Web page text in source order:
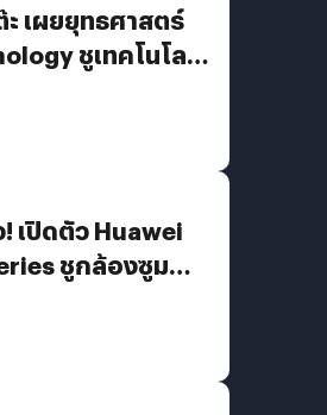
ะ เผยยุทธศาสตร์
ชูเทคโนโลยี
! เปิดตัว Huawei
ชูกล้องซูม